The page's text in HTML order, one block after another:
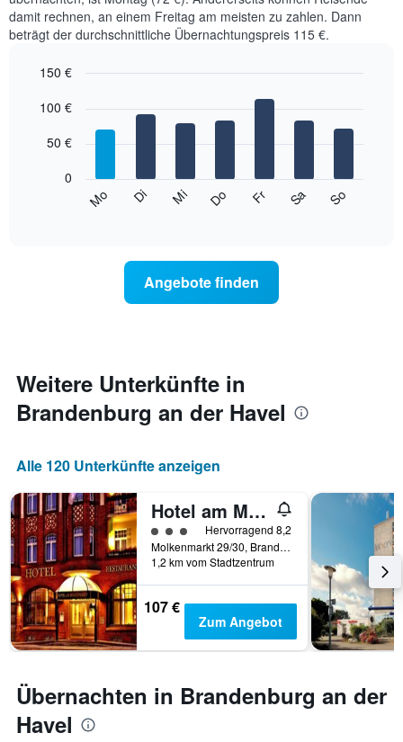
an.
Das
hat
X-
die
die
Monate
anzeigt.
anzeigt.
damit rechnen, an einem Freitag am meisten zu zahlen. Dann
beträgt der durchschnittliche Übernachtungspreis 115 €.
chart
bars.
durchschnittlichen
jeweiligen
Wochentag.
Das
Diagramm
1
X-
Achse,
die
die
Wochentage
anzeigt.
Das
Diagramm
hat
1
Y-
den
durchschnittlichen
Zimmerpreis
graphic.
Mo Di Mi Do Fr Sa So
0
50 €
100 €
150 €
Angebote finden
Weitere Unterkünfte in
Brandenburg an der Havel
Alle 120 Unterkünfte anzeigen
Hotel am Molkenmarkt
Bewertungskategorie 3
Hervorragend 8,2
Molkenmarkt 29/30, Brandenburg an der Havel, Brandenburg, Deutschland
1,2 km vom Stadtzentrum
107 €
Zum Angebot
Übernachten in Brandenburg an der
Havel